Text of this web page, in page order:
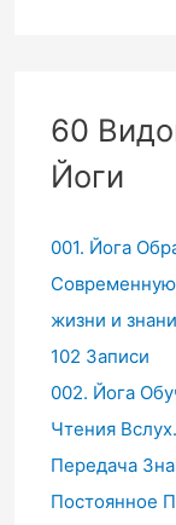
60
Йоги
001. Йога
жизни и
102 Записи
002. Йога
Чтения
Передача
Постоянное